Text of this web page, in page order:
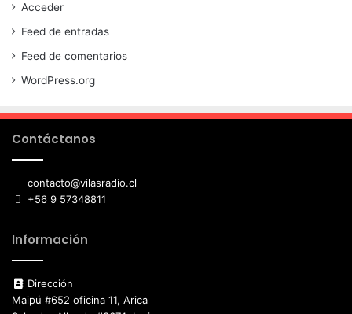
Acceder
Feed de entradas
Feed de comentarios
WordPress.org
Contáctanos
contacto@vilasradio.cl
+56 9 57348811
Información
Dirección
Maipú #652 oficina 11, Arica